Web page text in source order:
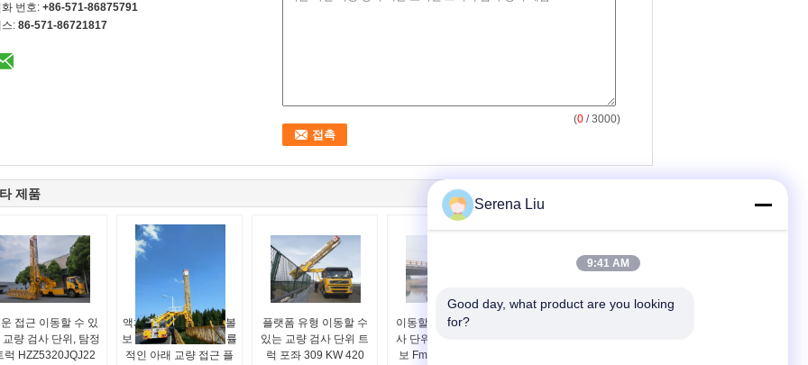
번호: +86-571-86875791
: 86-571-86721817
(0 / 3000)
제품
접근 이동할 수 있
교량 검사 단위, 탐정
럭 HZZ5320JQJ22
액체정역학 드라이브 볼
보 8x4를 가진 높이 능률
적인 아래 교량 접근 플
플랫폼 유형 이동할 수
있는 교량 검사 단위 트
럭 포좌 309 KW 420
이동할 수 있는 교량 검
사 단위 트럭의 밑에 볼
보 Fm400 8x4 22m는
Serena Liu
9:41 AM
Good day, what product are you looking
for?